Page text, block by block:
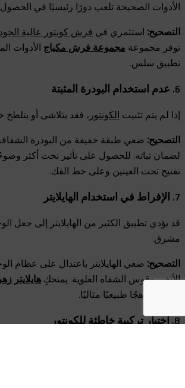
الأدوات الصحيحة تلعب دورًا رئيسيًا في
التصحيح: استثمري في فرش كونتور عالية
توفر مجموعة مجموعة فرش مكياج الأدوات
تطبيق سلس.
6. عدم استخدام البودرة المثبتة
إذا لم يتم تثبيت الكونتور ، فقد يتلاشى أو يتلطخ
التصحيح: ضعي طبقة خفيفة من البودرة
لضمان ثباته. للحصول على تأثير نحت أكثر
تفتيح تحت العينين وعلى خط الفك.
7. الإفراط في استخدام الهايلايتر
قد يؤدي تطبيق الكثير من الهايلايتر إلى جعل
مشرق.
التصحيح: ضعي الهايلايتر باعتدال على عظام
الأنف، وقوس الشفاه العلوية. يمنحكِ هايلايتر
توهجًا طبيعيًا مثاليًا.
8. اختيار تركيبة خاطئة للكونتور